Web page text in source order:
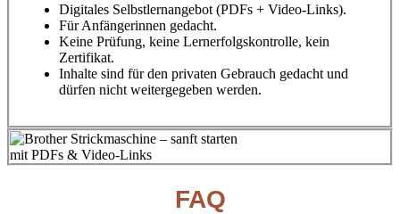
Digitales Selbstlernangebot (PDFs + Video‑Links).
Für Anfängerinnen gedacht.
Keine Prüfung, keine Lernerfolgskontrolle, kein
Zertifikat.
Inhalte sind für den privaten Gebrauch gedacht und
dürfen nicht weitergegeben werden.
FAQ